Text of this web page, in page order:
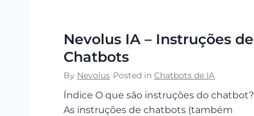
Nevolus IA – Instruções de
Chatbots
By Nevolus Posted in Chatbots de IA
Índice O que são instruções do chatbot?
As instruções de chatbots (também